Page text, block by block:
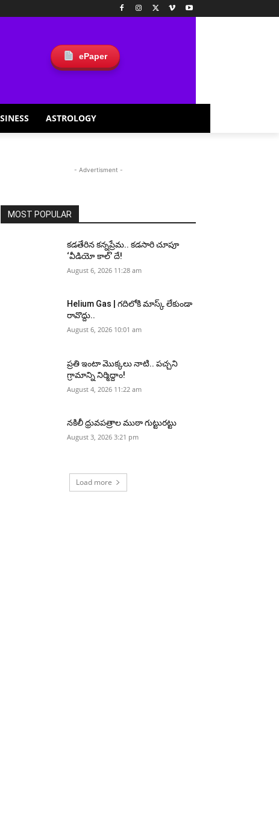
ePaper
ASTROLOGY
- Advertisment -
MOST POPULAR
కడతేరిన కన్నప్రేమ.. కడసారి చూపూ
‘వీడియో కాల్’ దే!
August 6, 2026 11:28 am
Helium Gas | గదిలోకి మాస్క్ లేకుండా
రావొద్దు..
August 6, 2026 10:01 am
ప్రతి ఇంటా మొక్కలు నాటి.. పచ్చని
గ్రామాన్ని నిర్మిద్దాం!
August 4, 2026 11:22 am
నకిలీ ధ్రువపత్రాల ముఠా గుట్టురట్టు
August 3, 2026 3:21 pm
Load more